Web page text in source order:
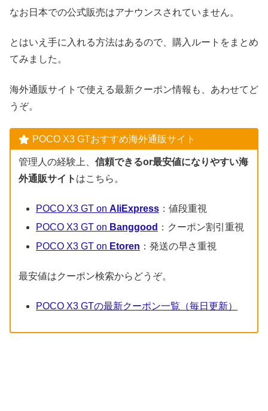
なお日本での公式販売はアナウンスされていません。
とはいえ手に入れる方法はあるので、購入ルートをまとめ
てみました。
海外通販サイトで使える最新クーポン情報も、あわせてど
うぞ。
POCO X3 GTおすすめ海外通販サイト
管理人の経験上、 信頼できるor最安値になりやすい海
外通販サイト はこちら。
POCO X3 GT on AliExpress：値段重視
POCO X3 GT on Banggood ：クーポン割引重視
POCO X3 GT on Etoren ：発送の早さ重視
最安値はクーポン検索からどうぞ。
POCO X3 GTの最新クーポン一覧（毎日更新）